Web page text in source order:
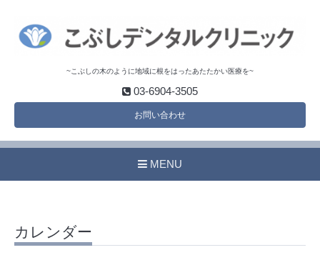
~こぶしの木のように地域に根をはったあたたかい医療を~
03-6904-3505
お問い合わせ
MENU
カレンダー